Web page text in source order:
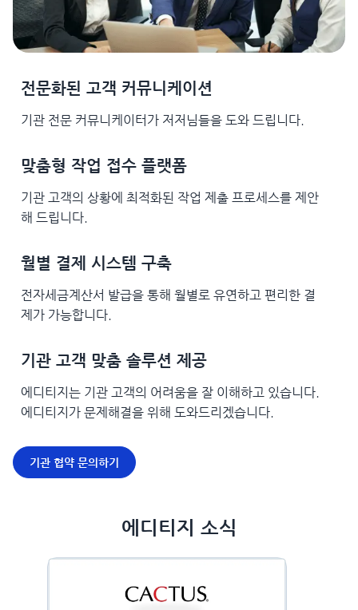
전문화된 고객 커뮤니케이션
기관 전문 커뮤니케이터가 저저님들을 도와 드립니다.
맞춤형 작업 접수 플랫폼
기관 고객의 상황에 최적화된 작업 제출 프로세스를 제안
해 드립니다.
월별 결제 시스템 구축
전자세금계산서 발급을 통해 월별로 유연하고 편리한 결
제가 가능합니다.
기관 고객 맞춤 솔루션 제공
에디티지는 기관 고객의 어려움을 잘 이해하고 있습니다.
에디티지가 문제해결을 위해 도와드리겠습니다.
기관 협약 문의하기
에디티지 소식